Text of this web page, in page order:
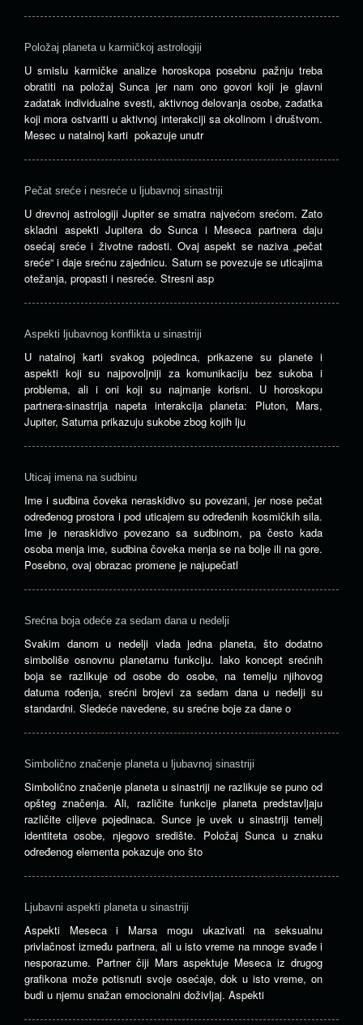
Položaj planeta u karmičkoj astrologiji
U smislu karmičke analize horoskopa posebnu pažnju treba
obratiti na položaj Sunca jer nam ono govori koji je glavni
zadatak individualne svesti, aktivnog delovanja osobe, zadatka
koji mora ostvariti u aktivnoj interakciji sa okolinom i društvom.
Mesec u natalnoj karti pokazuje unutr
Pečat sreće i nesreće u ljubavnoj sinastriji
U drevnoj astrologiji Jupiter se smatra najvećom srećom. Zato
skladni aspekti Jupitera do Sunca i Meseca partnera daju
osećaj sreće i životne radosti. Ovaj aspekt se naziva „pečat
sreće“ i daje srećnu zajednicu. Saturn se povezuje se uticajima
otežanja, propasti i nesreće. Stresni asp
Aspekti ljubavnog konflikta u sinastriji
U natalnoj karti svakog pojedinca, prikazene su planete i
aspekti koji su najpovoljniji za komunikaciju bez sukoba i
problema, ali i oni koji su najmanje korisni. U horoskopu
partnera-sinastrija napeta interakcija planeta: Pluton, Mars,
Jupiter, Saturna prikazuju sukobe zbog kojih lju
Uticaj imena na sudbinu
Ime i sudbina čoveka neraskidivo su povezani, jer nose pečat
određenog prostora i pod uticajem su određenih kosmičkih sila.
Ime je neraskidivo povezano sa sudbinom, pa često kada
osoba menja ime, sudbina čoveka menja se na bolje ili na gore.
Posebno, ovaj obrazac promene je najupečatl
Srećna boja odeće za sedam dana u nedelji
Svakim danom u nedelji vlada jedna planeta, što dodatno
simboliše osnovnu planetarnu funkciju. Iako koncept srećnih
boja se razlikuje od osobe do osobe, na temelju njihovog
datuma rođenja, srećni brojevi za sedam dana u nedelji su
standardni. Sledeće navedene, su srećne boje za dane o
Simbolično značenje planeta u ljubavnoj sinastriji
Simbolično značenje planeta u sinastriji ne razlikuje se puno od
opšteg značenja. Ali, različite funkcije planeta predstavljaju
različite ciljeve pojedinaca. Sunce je uvek u sinastriji temelj
identiteta osobe, njegovo središte. Položaj Sunca u znaku
određenog elementa pokazuje ono što
Ljubavni aspekti planeta u sinastriji
Aspekti Meseca i Marsa mogu ukazivati ​​na seksualnu
privlačnost između partnera, ali u isto vreme na mnoge svađe i
nesporazume. Partner čiji Mars aspektuje Meseca iz drugog
grafikona može potisnuti svoje osećaje, dok u isto vreme, on
budi u njemu snažan emocionalni doživljaj. Aspekti